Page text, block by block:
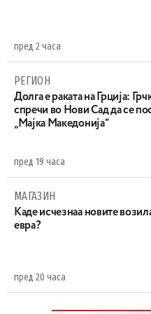
пред 2 часа
РЕГИОН
Долга е раката на Грција:
спречи во Нови Сад да се
„Мајка Македонија“
пред 19 часа
МАГАЗИН
Каде исчезнаа новите
евра?
пред 20 часа